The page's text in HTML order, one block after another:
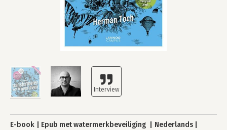
E-book Epub met watermerkbeveiliging
Nederlands